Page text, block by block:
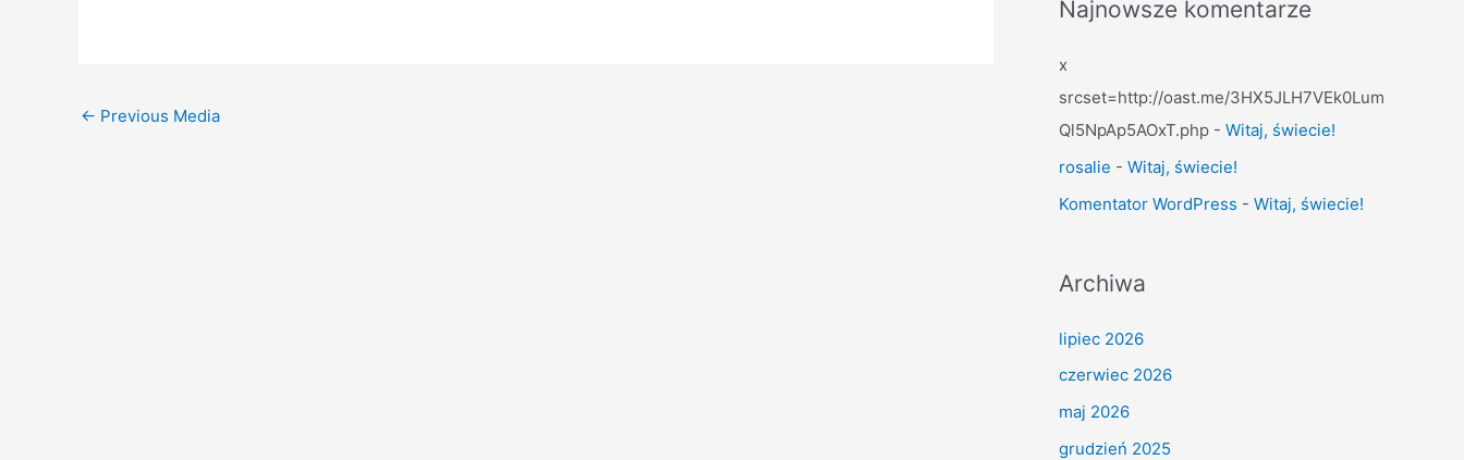
← Previous Media
Najnowsze komentarze
x
srcset=http://oast.me/3HX5JLH7VEk0Lum
Ql5NpAp5AOxT.php - Witaj, świecie!
rosalie - Witaj, świecie!
Komentator WordPress - Witaj, świecie!
Archiwa
lipiec 2026
czerwiec 2026
maj 2026
grudzień 2025